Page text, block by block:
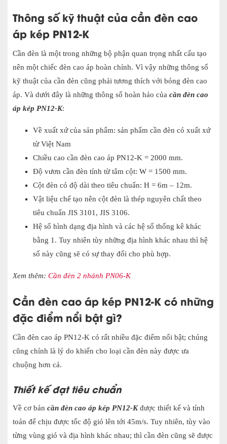
Thông số kỹ thuật của cần đèn cao
áp kép PN12-K
Cần đèn là một trong những bộ phận quan trọng nhất cấu tạo
nên một chiếc đèn cao áp hoàn chỉnh. Vì vậy những thông số
kỹ thuật của cần đèn cũng phải tương thích với bóng đèn cao
áp. Và dưới đây là những thông số hoàn hảo của cần đèn cao
áp kép PN12-K:
Về xuất xứ của sản phẩm: sản phẩm cần đèn có xuất xứ
từ Việt Nam
Chiều cao cần đèn cao áp PN12-K = 2000 mm.
Độ vươn cần đèn tính từ tâm cột: W = 1500 mm.
Cột đèn có độ dài theo tiêu chuẩn: H = 6m – 12m.
Vật liệu chế tạo nên cột đèn là thép nguyên chất theo
tiêu chuẩn JIS 3101, JIS 3106.
Hệ số hình dạng địa hình và các hệ số thống kê khác
bằng 1. Tuy nhiên tùy những địa hình khác nhau thì hệ
số này cũng sẽ có sự thay đổi cho phù hợp.
Xem thêm: Cần đèn 2 nhánh PN06-K
Cần đèn cao áp kép PN12-K có những
đặc điểm nổi bật gì?
Cần đèn cao áp PN12-K có rất nhiều đặc điểm nổi bật; chúng
cũng chính là lý do khiến cho loại cần đèn này được ưa
chuộng hơn cả.
Thiết kế đạt tiêu chuẩn
Về cơ bản cần đèn cao áp kép PN12-Kđược thiết kế và tính
toán để chịu được tốc độ gió lên tới 45m/s. Tuy nhiên, tùy vào
từng vùng gió và địa hình khác nhau; thì cần đèn cũng sẽ được